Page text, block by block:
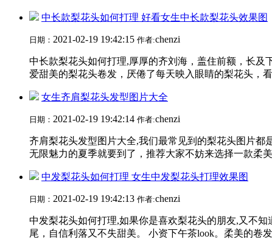
中长款梨花头如何打理 好看女生中长款梨花头效果图
日期： 2021-02-19 19:42:15 作者:chenzi
中长款梨花头如何打理,厚厚的齐刘海，盖住前额，长
爱甜美的梨花头卷发，厌倦了每天映入眼睛的梨花头，
女生齐肩梨花头发型图片大全
日期： 2021-02-19 19:42:14 作者:chenzi
齐肩梨花头发型图片大全,我们最常见到的梨花头图片
无限魅力的夏季就要到了，推荐大家不妨来选择一款柔
中发梨花头如何打理 女生中发梨花头打理效果图
日期： 2021-02-19 19:42:13 作者:chenzi
中发梨花头如何打理,如果你是喜欢梨花头的朋友,又不
尾，自信利落又不失甜美。 小资下午茶look。柔美的卷